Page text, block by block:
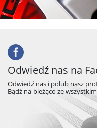
Odwiedź nas na
Odwiedź nas i polub nasz
Bądź na bieżąco ze